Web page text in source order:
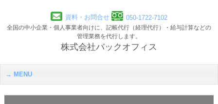
資料・お問合せ 050-1722-7102
全国の中小企業・個人事業者向けに、記帳代行（経理代行）・給与計算などの
管理業務を代行します。
株式会社バックオフィス
MENU